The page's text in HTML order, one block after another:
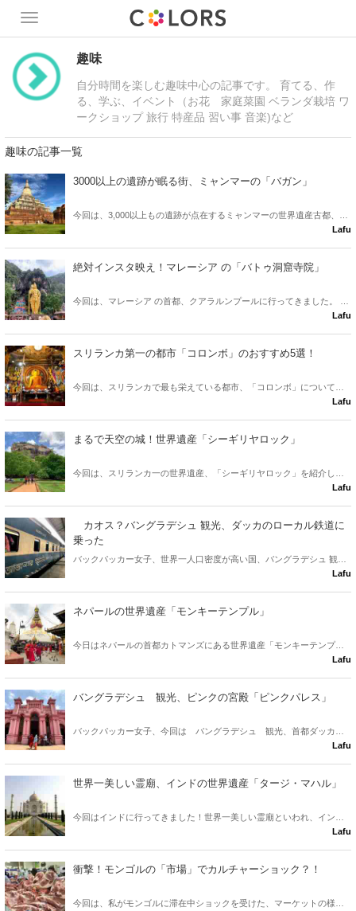
Toggle
navigation
趣味
自分時間を楽しむ趣味中心の記事です。 育てる、作
る、学ぶ、イベント（お花 家庭菜園 ベランダ栽培 ワ
ークショップ 旅行 特産品 習い事 音楽)など
趣味の記事一覧
3000以上の遺跡が眠る街、ミャンマーの「バガン」
今回は、3,000以上もの遺跡が点在するミャンマーの世界遺産古都、
Lafu
絶対インスタ映え！マレーシア の「バトゥ洞窟寺院」
今回は、マレーシア の首都、クアラルンプールに行ってきました。 絶
対にインスタ映えすること間違いなし☆の、不思議な洞窟寺院を紹介
Lafu
スリランカ第一の都市「コロンボ」のおすすめ5選！
今回は、スリランカで最も栄えている都市、「コロンボ」について紹
Lafu
まるで天空の城！世界遺産「シーギリヤロック」
今回は、スリランカ一の世界遺産、「シーギリヤロック」を紹介しま
す！ 広大なジャングルの中にたたずむ巨大な一枚岩の、神秘に包まれ
Lafu
カオス？バングラデシュ 観光、ダッカのローカル鉄道に
乗った
バックパッカー女子、世界一人口密度が高い国、バングラデシュ 観光
に行ってきました！首都ダッカでひとりローカル鉄道に乗り込んで、
Lafu
ネパールの世界遺産「モンキーテンプル」
今日はネパールの首都カトマンズにある世界遺産「モンキーテンプ
ル」こと、「スワヤンブナート寺院」について紹介したいと思いまLafu
バングラデシュ 観光、ピンクの宮殿「ピンクパレス」
バックパッカー女子、今回は バングラデシュ 観光、首都ダッカに
ある名観光地、「ピンクパレス」こと「アーシャンモンジール」をご
Lafu
世界一美しい霊廟、インドの世界遺産「タージ・マハル」
今回はインドに行ってきました！世界一美しい霊廟といわれ、インド
Lafu
衝撃！モンゴルの「市場」でカルチャーショック？！
今回は、私がモンゴルに滞在中ショックを受けた、マーケットの様子